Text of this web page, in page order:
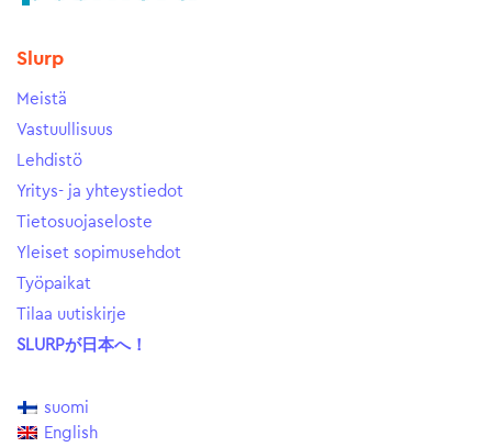
Slurp
Meistä
Vastuullisuus
Lehdistö
Yritys- ja yhteystiedot
Tietosuojaseloste
Yleiset sopimusehdot
Työpaikat
Tilaa uutiskirje
SLURPが日本へ！
suomi
English